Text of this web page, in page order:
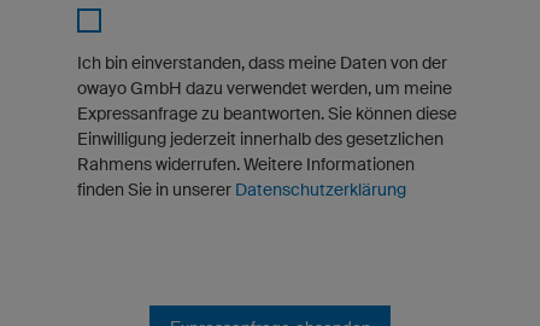
Ich bin einverstanden, dass meine Daten von der
owayo GmbH dazu verwendet werden, um meine
Expressanfrage zu beantworten. Sie können diese
Einwilligung jederzeit innerhalb des gesetzlichen
Rahmens widerrufen. Weitere Informationen
finden Sie in unserer Datenschutzerklärung